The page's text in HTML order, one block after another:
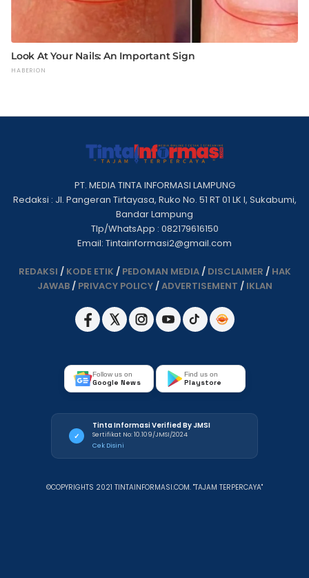
PT. MEDIA TINTA INFORMASI LAMPUNG
Redaksi : Jl. Pangeran Tirtayasa, Ruko No. 51 RT 01 LK I, Sukabumi,
Bandar Lampung
Tlp/WhatsApp : 082179616150
Email: Tintainformasi2@gmail.com
REDAKSI / KODE ETIK / PEDOMAN MEDIA/ DISCLAIMER / HAK
JAWAB/ PRIVACY POLICY/ADVERTISEMENT / IKLAN
Follow us on
Google News
Find us on
Playstore
✓
Tinta Informasi Verified By JMSI
Sertifikat No: 10.109/JMSI/2024
Cek Disini
©COPYRIGHTS 2021 TINTAINFORMASI.COM. "TAJAM TERPERCAYA"